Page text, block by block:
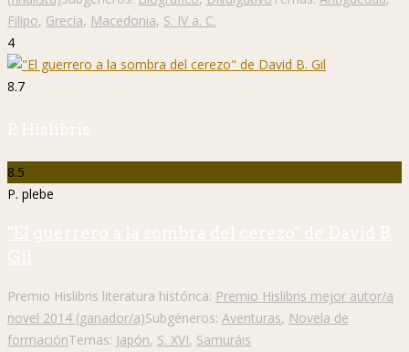
Filipo, Grecia, Macedonia, S. IV a. C.
4
8.7
P. Hislibris
8.5
P. plebe
"El guerrero a la sombra del cerezo" de David B.
Gil
Premio Hislibris literatura histórica: Premio Hislibris mejor autor/a
novel 2014 (ganador/a)Subgéneros: Aventuras, Novela de
formaciónTemas: Japón, S. XVI, Samuráis